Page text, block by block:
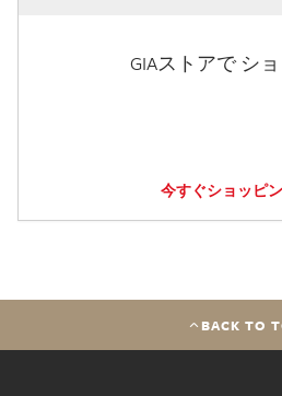
GIAストアで シ
今すぐショッピ
BACK TO